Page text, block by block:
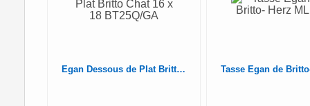
Egan Dessous de Plat Britto Chat 16 x 18 BT25Q/GA